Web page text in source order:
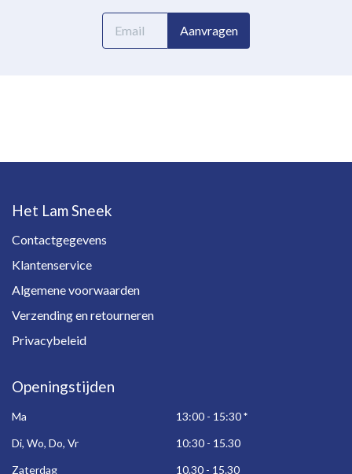
E-
mailadres
Aanvragen
Het Lam Sneek
Contactgegevens
Klantenservice
Algemene voorwaarden
Verzending en retourneren
Privacybeleid
Openingstijden
Ma 13:00 - 15:30*
Di, Wo, Do, Vr
10:30 - 15.30
Zaterdag
10.30 - 15.30